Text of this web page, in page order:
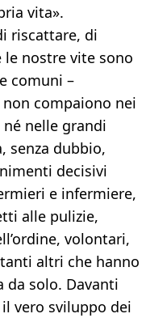
vita».
riscattare, di
le nostre vite sono
comuni –
compaiono nei
nelle grandi
senza dubbio,
decisivi
e infermiere,
alle pulizie,
volontari,
altri che hanno
da solo. Davanti
vero sviluppo dei